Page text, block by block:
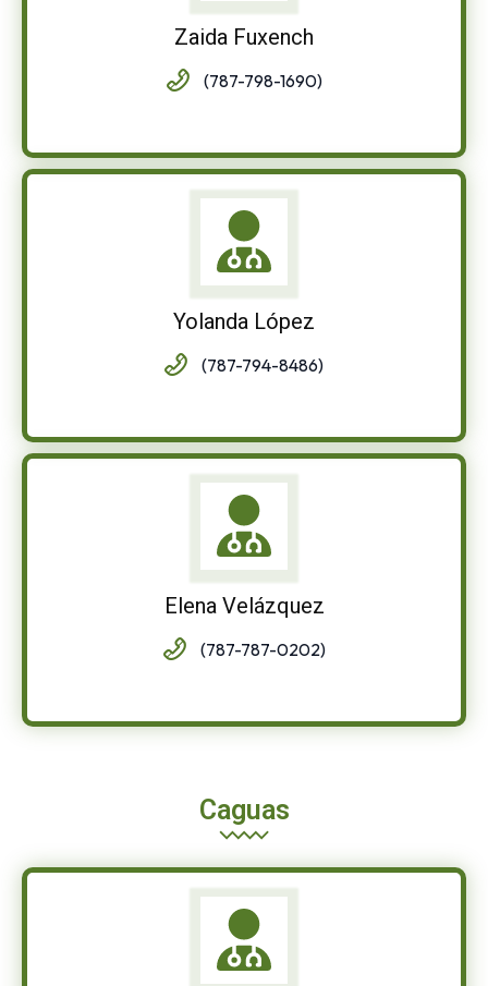
Zaida Fuxench
(787-798-1690)
Yolanda López
(787-794-8486)
Elena Velázquez
(787-787-0202)
Caguas